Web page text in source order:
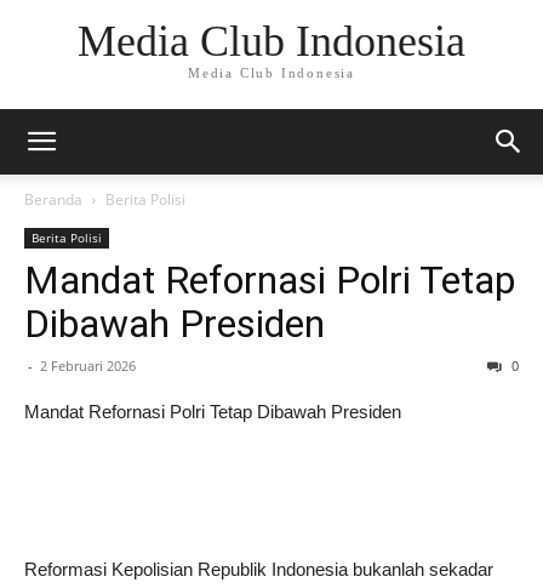
Media Club Indonesia
Media Club Indonesia
Beranda Berita Polisi
Berita Polisi
Mandat Refornasi Polri Tetap
Dibawah Presiden
- 2 Februari 2026 0
Mandat Refornasi Polri Tetap Dibawah Presiden
Reformasi Kepolisian Republik Indonesia bukanlah sekadar